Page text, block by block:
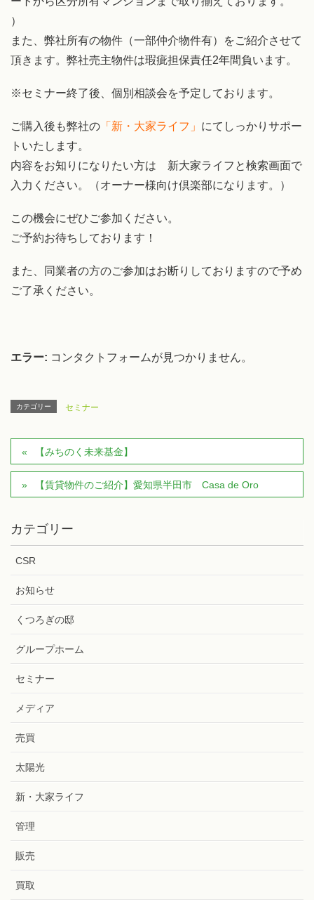
）
また、弊社所有の物件（一部仲介物件有）をご紹介させて
頂きます。弊社売主物件は瑕疵担保責任2年間負います。
※セミナー終了後、個別相談会を予定しております。
ご購入後も弊社の 「新・大家ライフ」 にてしっかりサポー
トいたします。
内容をお知りになりたい方は 新大家ライフと検索画面で
入力ください。（オーナー様向け倶楽部になります。）
この機会にぜひご参加ください。
ご予約お待ちしております！
また、同業者の方のご参加はお断りしておりますので予め
ご了承ください。
エラー: コンタクトフォームが見つかりません。
カテゴリー セミナー
【みちのく未来基金】
【賃貸物件のご紹介】愛知県半田市 Casa de Oro
カテゴリー
CSR
お知らせ
くつろぎの邸
グループホーム
セミナー
メディア
売買
太陽光
新・大家ライフ
管理
販売
買取